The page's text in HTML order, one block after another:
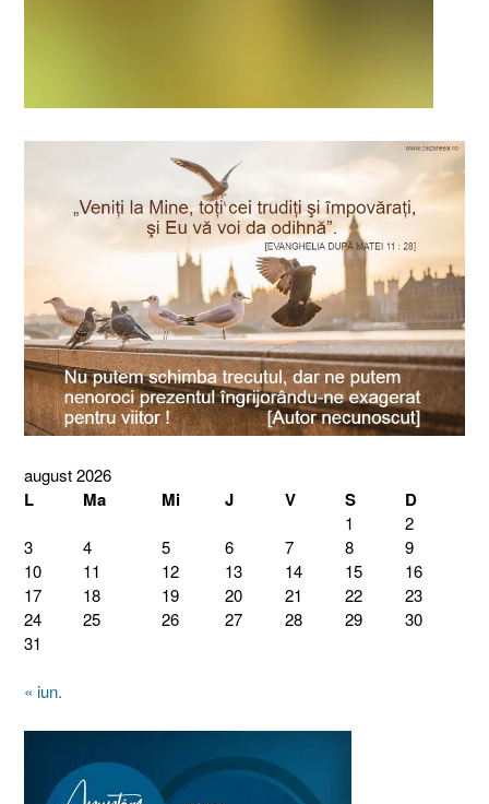
august 2026
L Ma Mi J V S D
1
2
3
4 5 6 7 8
9
10
11 12 13 14 15
16
17
18 19 20 21 22
23
24
25 26 27 28 29
30
31
« iun.